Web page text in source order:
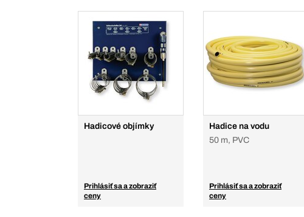
Hadicové objímky
Prihlásiť sa a zobraziť
ceny
Hadice na vodu
50 m, PVC
Prihlásiť sa a zobraziť
ceny